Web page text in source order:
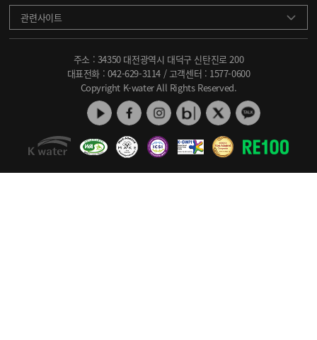
관련사이트
주소 : 34350 대전광역시 대덕구 신탄진로 200
대표전화 : 042-629-3114 / 고객센터 : 1577-0600
Copyright K-water All Rights Reserved.